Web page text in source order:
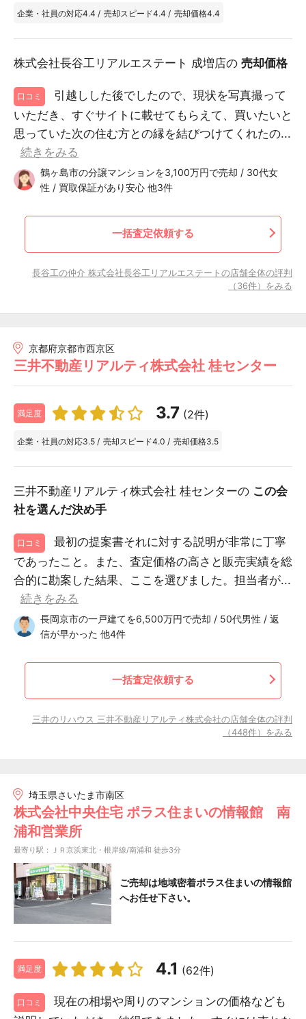
企業・社員の対応4.4 / 売却スピード4.4 / 売却価格4.4
株式会社長谷工リアルエステート 成増店の 売却価格
口コミ
引越しした後でしたので、現状を写真撮って
いただき、すぐサイトに載せてもらえて、買いたいと
思っていた次の住む方との縁を結びつけてくれたの...
続きをみる
鶴ヶ島市の分譲マンションを3,100万円で売却 / 30代女
性 / 買取保証があり安心 他3件
一括査定依頼する
長谷工の仲介 株式会社長谷工リアルエステートの店舗全体の評判
（36件）をみる
京都府京都市西京区
三井不動産リアルティ株式会社 桂センター
満足度 3.7 (2件)
企業・社員の対応3.5 / 売却スピード4.0 / 売却価格3.5
三井不動産リアルティ株式会社 桂センターの この会
社を選んだ決め手
口コミ
最初の提案書それに対する説明が非常に丁寧
であったこと。また、査定価格の高さと販売実績を総
合的に勘案した結果、ここを選びました。担当者が...
続きをみる
長岡京市の一戸建てを6,500万円で売却 / 50代男性 / 返
信が早かった 他4件
一括査定依頼する
三井のリハウス 三井不動産リアルティ株式会社の店舗全体の評判
（448件）をみる
埼玉県さいたま市南区
株式会社中央住宅 ポラス住まいの情報館 南
浦和営業所
最寄り駅：ＪＲ京浜東北・根岸線/南浦和 徒歩3分
ご売却は地域密着ポラス住まいの情報館
へお任せ下さい。
満足度 4.1 (62件)
口コミ
現在の相場や周りのマンションの価格なども